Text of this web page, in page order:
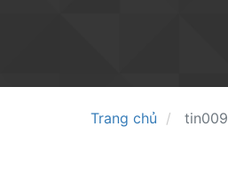
Trang chủ